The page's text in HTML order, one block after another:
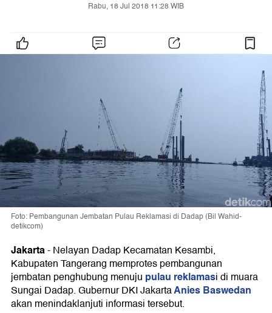
Rabu, 18 Jul 2018 11:28 WIB
Foto: Pembangunan Jembatan Pulau Reklamasi di Dadap (Bil Wahid-
detikcom)
Jakarta-Nelayan Dadap Kecamatan Kesambi,
Kabupaten Tangerang memprotes pembangunan
jembatan penghubung menuju pulau reklamasi di muara
Sungai Dadap. Gubernur DKI JakartaAnies Baswedan
akan menindaklanjuti informasi tersebut.